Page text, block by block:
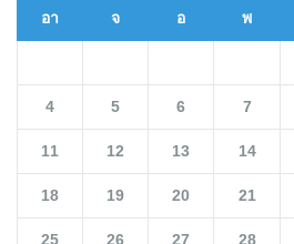
อา จ อ พ
4 5 6 7
11 12 13 14
18 19 20 21
25 26 27 28